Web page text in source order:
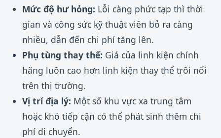
Mức độ hư hỏng: Lỗi càng phức tạp thì thời
gian và công sức kỹ thuật viên bỏ ra càng
nhiều, dẫn đến chi phí tăng lên.
Phụ tùng thay thế: Giá của linh kiện chính
hãng luôn cao hơn linh kiện thay thế trôi nổi
trên thị trường.
Vị trí địa lý: Một số khu vực xa trung tâm
hoặc khó tiếp cận có thể phát sinh thêm chi
phí di chuyển.